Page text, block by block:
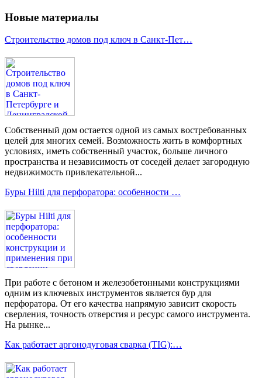
Новые материалы
Строительство домов под ключ в Санкт-Пет…
Собственный дом остается одной из самых востребованных
целей для многих семей. Возможность жить в комфортных
условиях, иметь собственный участок, больше личного
пространства и независимость от соседей делает загородную
недвижимость привлекательной...
Буры Hilti для перфоратора: особенности …
При работе с бетоном и железобетонными конструкциями
одним из ключевых инструментов является бур для
перфоратора. От его качества напрямую зависит скорость
сверления, точность отверстия и ресурс самого инструмента.
На рынке...
Как работает аргонодуговая сварка (TIG):…